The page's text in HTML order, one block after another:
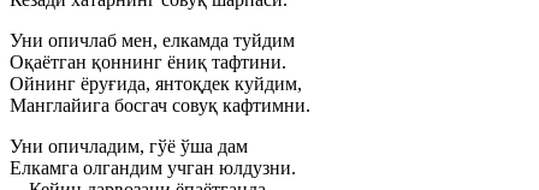
Уни опичлаб мен, елкамда туйдим
Оқаётган қоннинг ёниқ тафтини.
Ойнинг ёруғида, янтоқдек куйдим,
Манглайига босгач совуқ кафтимни.
Уни опичладим, гўё ўша дам
Елкамга олгандим учган юлдузни.